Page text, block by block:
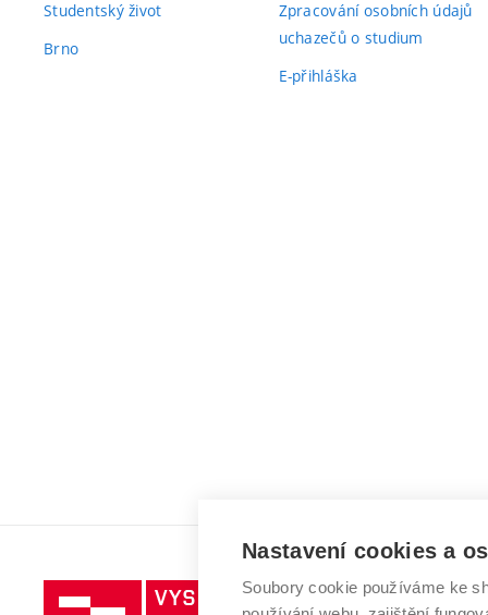
Studentský život
Brno
Zpracování osobních údajů
uchazečů o studium
E-přihláška
Vysoké
Nastavení cookies a
Soubory cookie používáme ke